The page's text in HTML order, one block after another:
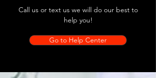
Call us or text us we will do our best to
help you!
Go to Help Center